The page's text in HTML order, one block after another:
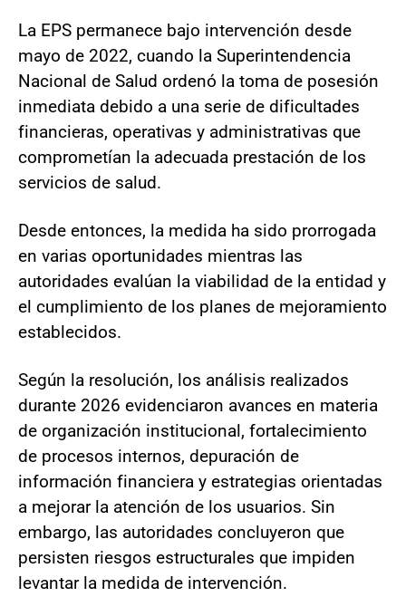
La EPS permanece bajo intervención desde
mayo de 2022, cuando la Superintendencia
Nacional de Salud ordenó la toma de posesión
inmediata debido a una serie de dificultades
financieras, operativas y administrativas que
comprometían la adecuada prestación de los
servicios de salud.
Desde entonces, la medida ha sido prorrogada
en varias oportunidades mientras las
autoridades evalúan la viabilidad de la entidad y
el cumplimiento de los planes de mejoramiento
establecidos.
Según la resolución, los análisis realizados
durante 2026 evidenciaron avances en materia
de organización institucional, fortalecimiento
de procesos internos, depuración de
información financiera y estrategias orientadas
a mejorar la atención de los usuarios. Sin
embargo, las autoridades concluyeron que
persisten riesgos estructurales que impiden
levantar la medida de intervención.